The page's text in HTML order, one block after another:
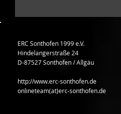
ERC Sonthofen 1999 e.V.
Hindelangerstraße 24
D-87527 Sonthofen / Allgäu
http://www.erc-sonthofen.de
onlineteam(at)erc-sonthofen.de